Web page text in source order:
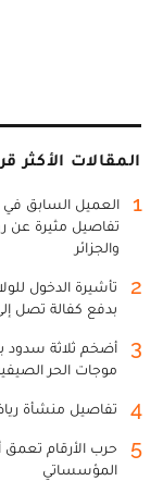
المقالات الأكثر
1
العميل السابق
تفاصيل مثيرة عن
والجزائر
2
بدفع كفالة تصل إلى 20 ألف
3
أضخم ثلاثة
موجات الحر
4 تفاصيل منشأة
5
حرب الأرقام
المؤسساتي